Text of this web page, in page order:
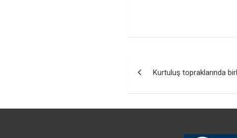
gezinmesi
Kurtuluş topraklarında